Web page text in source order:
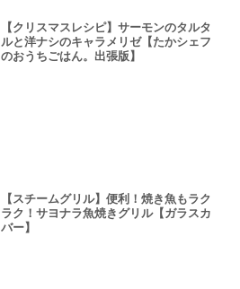
【クリスマスレシピ】サーモンのタルタ
ルと洋ナシのキャラメリゼ【たかシェフ
のおうちごはん。出張版】
【スチームグリル】便利！焼き魚もラク
ラク！サヨナラ魚焼きグリル【ガラスカ
バー】